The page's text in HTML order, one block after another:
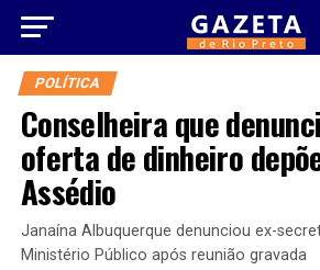
POLÍTICA
Conselheira que
oferta de dinheiro
Assédio
Janaína Albuquerque denunciou ex-
Ministério Público após reunião gravada